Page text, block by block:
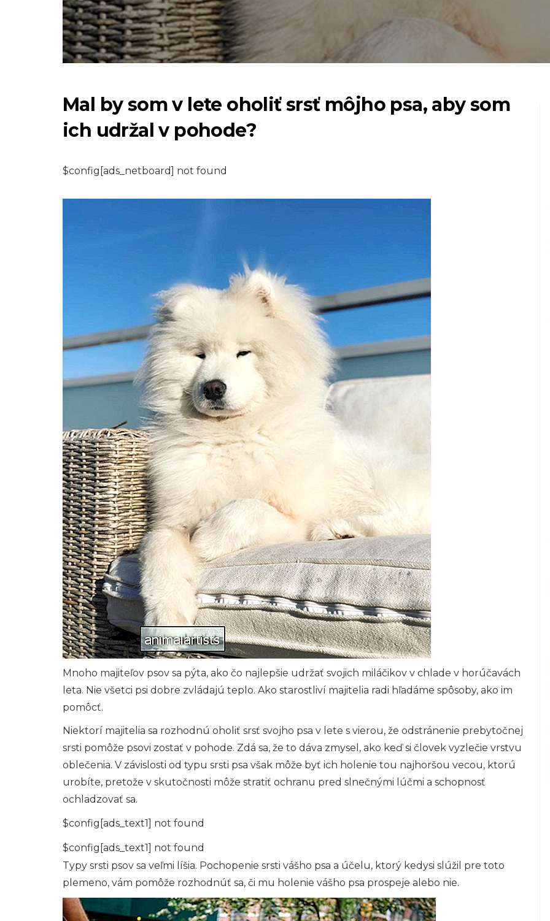
Mal by som v lete oholiť srsť môjho psa, aby som
ich udržal v pohode?
$config[ads_netboard] not found
Mnoho majiteľov psov sa pýta, ako čo najlepšie udržať svojich miláčikov v chlade v horúčavách
leta. Nie všetci psi dobre zvládajú teplo. Ako starostliví majitelia radi hľadáme spôsoby, ako im
pomôcť.
Niektorí majitelia sa rozhodnú oholiť srsť svojho psa v lete s vierou, že odstránenie prebytočnej
srsti pomôže psovi zostať v pohode. Zdá sa, že to dáva zmysel, ako keď si človek vyzlečie vrstvu
oblečenia. V závislosti od typu srsti psa však môže byť ich holenie tou najhoršou vecou, ​​ktorú
urobíte, pretože v skutočnosti môže stratiť ochranu pred slnečnými lúčmi a schopnosť
ochladzovať sa.
$config[ads_text1] not found
$config[ads_text1] not found
Typy srsti psov sa veľmi líšia. Pochopenie srsti vášho psa a účelu, ktorý kedysi slúžil pre toto
plemeno, vám pomôže rozhodnúť sa, či mu holenie vášho psa prospeje alebo nie.
vo vašom úli
7,2026
HOSPODÁRSKE ZVIERATÁ AKO DOMÁCE
7,2026